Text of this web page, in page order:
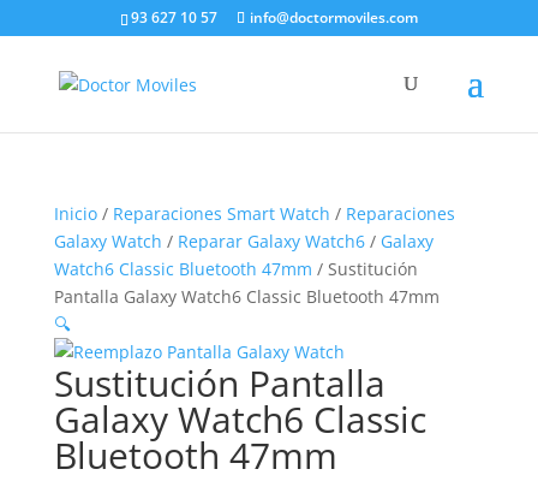
93 627 10 57 info@doctormoviles.com
Inicio/ Reparaciones Smart Watch / Reparaciones
Galaxy Watch / Reparar Galaxy Watch6/ Galaxy
Watch6 Classic Bluetooth 47mm / Sustitución
Pantalla Galaxy Watch6 Classic Bluetooth 47mm
🔍
Sustitución Pantalla
Galaxy Watch6 Classic
Bluetooth 47mm